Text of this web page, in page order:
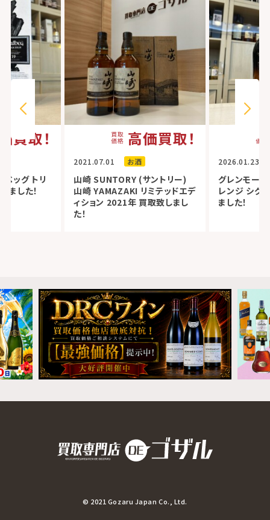
買取！
ベッグ トリ
ました！
高価買取！
2021.07.01 お酒
山崎 SUNTORY (サントリー)
山崎 YAMAZAKI リミテッドエデ
ィション 2021年 買取致しまし
た！
2026.01.23
グレンモー
レンジ シグ
ました！
© 2021 Gozaru Japan Co., Ltd.